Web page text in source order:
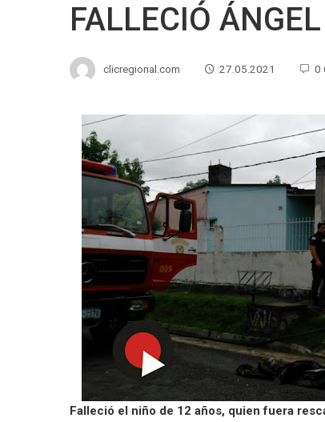
FALLECIÓ ÁNGEL
clicregional.com 27.05.2021 0
Falleció el niño de 12 años, quienfuera